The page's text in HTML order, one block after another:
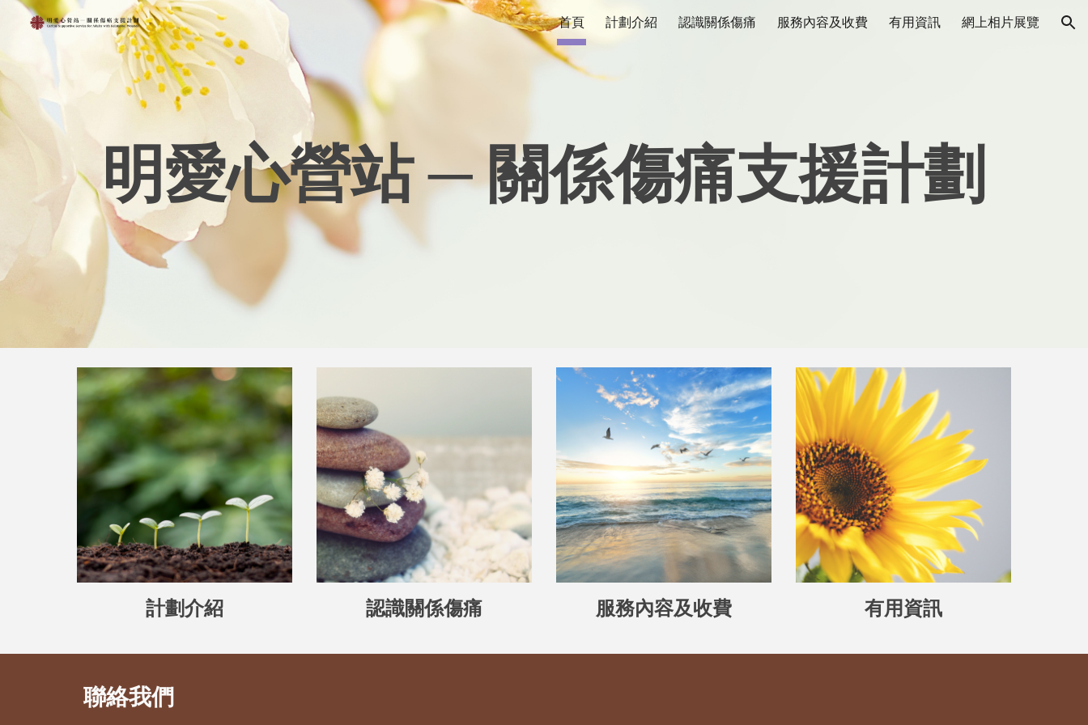
Skip to main content Skip to navigation
首頁 計劃介紹 認識關係傷痛 服務內容及收費 有用資訊 網上相片展覽
明愛心營站 ─ 關係傷痛支援計劃
計劃介紹 認識關係傷痛 服務內容及收費 有用資訊
聯絡我們